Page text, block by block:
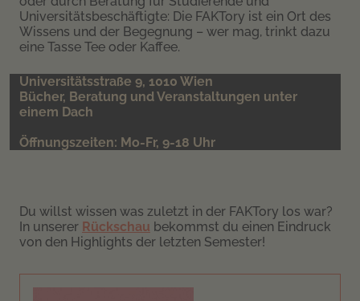
Universitätsbeschäftigte: Die FAKTory ist ein Ort des
Wissens und der Begegnung – wer mag, trinkt dazu
eine Tasse Tee oder Kaffee.
Universitätsstraße 9, 1010 Wien
Bücher, Beratung und Veranstaltungen unter
einem Dach
Öffnungszeiten: Mo-Fr, 9-18 Uhr
Du willst wissen was zuletzt in der FAKTory los war?
In unserer Rückschau bekommst du einen Eindruck
von den Highlights der letzten Semester!